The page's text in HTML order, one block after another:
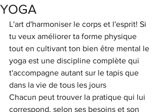
YOGA
L'art d'harmoniser le corps et l'esprit! Si
tu veux améliorer ta forme physique
tout en cultivant ton bien être mental le
yoga est une discipline complète qui
t'accompagne autant sur le tapis que
dans la vie de tous les jours
Chacun peut trouver la pratique qui lui
correspond, selon ses besoins et son